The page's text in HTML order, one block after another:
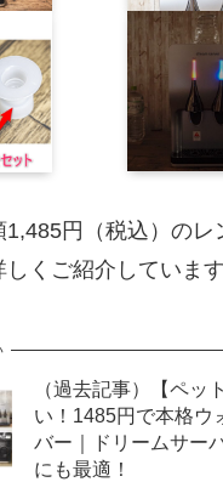
円（税込）のレ
しくご紹介していま
（過去記事）【ペッ
い！1485円で本格ウ
バー｜ドリームサー
にも最適！